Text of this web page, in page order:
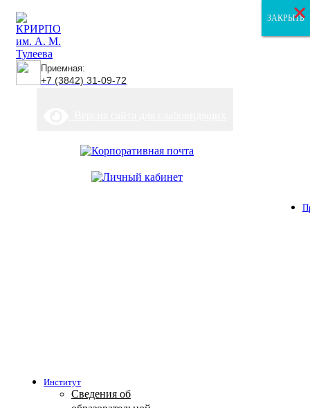
Приемная:
+7 (3842) 31-09-72
Институт
Сведения об
ЗАКРЫТЬ
ЗАКРЫТЬ
ЗАКРЫТЬ
×
×
×